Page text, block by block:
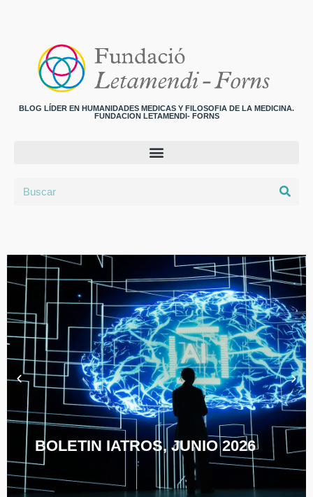
BLOG LÍDER EN HUMANIDADES MEDICAS Y FILOSOFIA DE LA MEDICINA.
FUNDACION LETAMENDI- FORNS
BOLETIN IATROS, JUNIO 2026